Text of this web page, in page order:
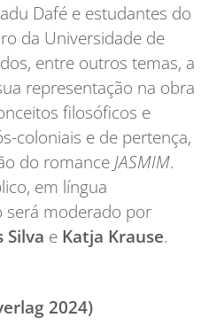
Dafé e estudantes do
da Universidade de
entre outros temas, a
representação na obra
filosóficos e
coloniais e de pertença,
do romance JASMIM.
em língua
será moderado por
e Katja Krause.
2024)